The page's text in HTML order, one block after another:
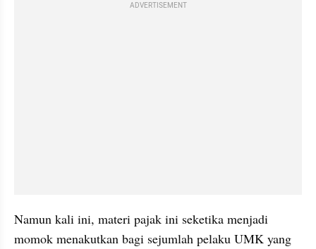
ADVERTISEMENT
Namun kali ini, materi pajak ini seketika menjadi
momok menakutkan bagi sejumlah pelaku UMK yang